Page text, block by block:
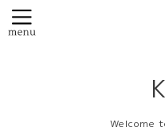
Welcome